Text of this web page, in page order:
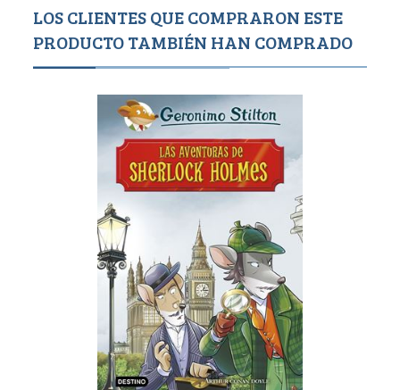
LOS CLIENTES QUE COMPRARON ESTE
PRODUCTO TAMBIÉN HAN COMPRADO
Agotado